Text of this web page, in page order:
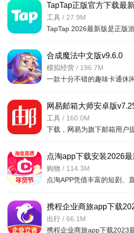
TapTap正版官方下载最
2026v2.94.0-mkt#100300
工具 / 27.9M
合成魔法中文版v9.6.0
模拟经营 / 196.7M
网易邮箱大师安卓版
工具 / 160.0M
点淘app下载安装2026
官方版
购物 / 114.3M
携程企业商旅app下载
v10.24.0安卓版
出行 / 66.1M